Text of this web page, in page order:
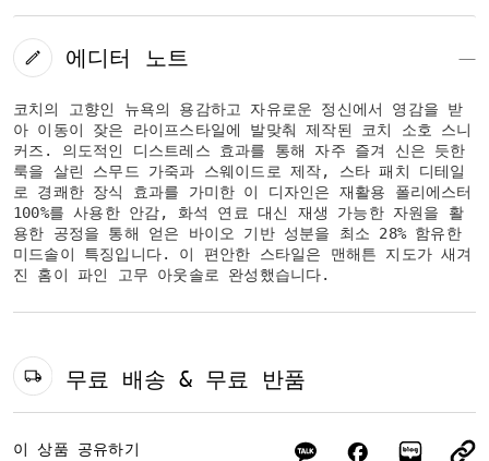
에디터 노트
코치의 고향인 뉴욕의 용감하고 자유로운 정신에서 영감을 받
아 이동이 잦은 라이프스타일에 발맞춰 제작된 코치 소호 스니
커즈. 의도적인 디스트레스 효과를 통해 자주 즐겨 신은 듯한
룩을 살린 스무드 가죽과 스웨이드로 제작, 스타 패치 디테일
로 경쾌한 장식 효과를 가미한 이 디자인은 재활용 폴리에스터
100%를 사용한 안감, 화석 연료 대신 재생 가능한 자원을 활
용한 공정을 통해 얻은 바이오 기반 성분을 최소 28% 함유한
미드솔이 특징입니다. 이 편안한 스타일은 맨해튼 지도가 새겨
진 홈이 파인 고무 아웃솔로 완성했습니다.
무료 배송 & 무료 반품
이 상품 공유하기